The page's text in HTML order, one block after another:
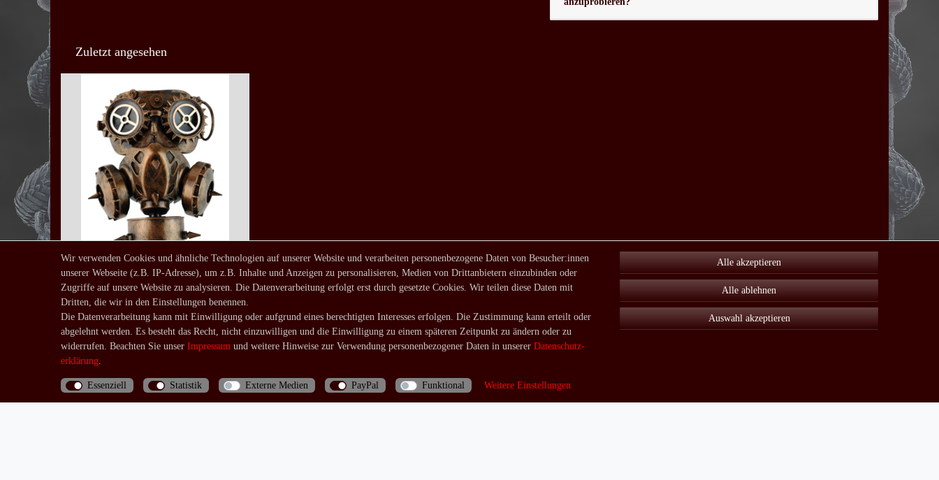
Zuletzt angesehen
Steampunkgasmaske
bronzefarben
19,90 € *
*inkl. ges. MwSt.zzgl.
Versandkosten
Wir verwenden Cookies und ähnliche Technologien auf unserer Website und verarbeiten personenbezogene Daten von Besucher:innen
unserer Webseite (z.B. IP-Adresse), um z.B. Inhalte und Anzeigen zu personalisieren, Medien von Drittanbietern einzubinden oder
Zugriffe auf unsere Website zu analysieren. Die Datenverarbeitung erfolgt erst durch gesetzte Cookies. Wir teilen diese Daten mit
Dritten, die wir in den Einstellungen benennen.
Die Datenverarbeitung kann mit Einwilligung oder aufgrund eines berechtigten Interesses erfolgen. Die Zustimmung kann erteilt oder
abgelehnt werden. Es besteht das Recht, nicht einzuwilligen und die Einwilligung zu einem späteren Zeitpunkt zu ändern oder zu
widerrufen. Beachten Sie unser Impressum und weitere Hinweise zur Verwendung personenbezogener Daten in unserer Daten­schutz­
erklärung.
Essenziell Statistik Externe Medien PayPal Funktional Weitere Einstellungen
Alle akzeptieren
Alle ablehnen
Auswahl akzeptieren